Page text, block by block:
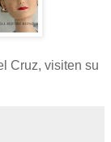
Cruz, visiten su